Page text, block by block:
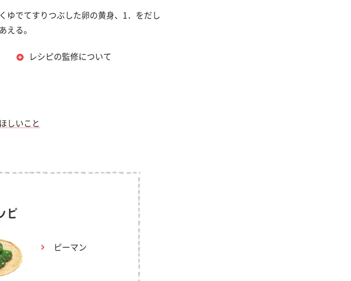
ゆでてすりつぶした卵の黄身、1．をだし
える。
レシピの監修について
しいこと
ピーマン